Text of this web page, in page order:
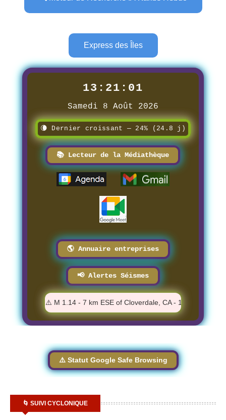
Express des Îles
13:21:02
Samedi 8 Août 2026
🌘 Dernier croissant — 24% (24.8 j)
📚 Lecteur de la Médiathèque
🌎 Annuaire entreprises
📢 Alertes Séismes
⚠️ M 1.14 - 7 km ESE of Cloverdale, CA - 12:58:10 PM
⚠️ Statut Google Safe Browsing
🌀 SUIVI CYCLONIQUE